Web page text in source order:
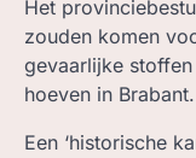
Het
zouden komen
gevaarlijke
hoeven in Brabant.
Een ‘historische